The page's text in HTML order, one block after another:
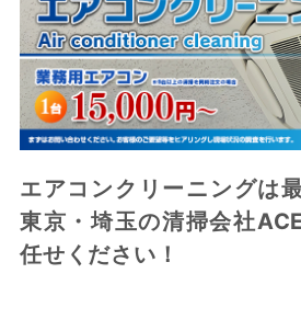
エアコンクリーニングは
東京・埼玉の清掃会社
任せください！